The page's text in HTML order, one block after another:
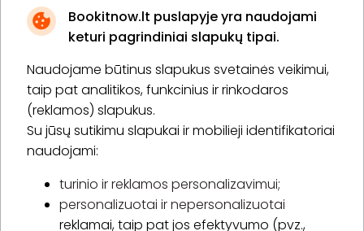
Bookitnow.lt puslapyje yra naudojami
keturi pagrindiniai slapukų tipai.
Naudojame būtinus slapukus svetainės veikimui,
taip pat analitikos, funkcinius ir rinkodaros
(reklamos) slapukus.
Su jūsų sutikimu slapukai ir mobilieji identifikatoriai
naudojami:
turinio ir reklamos personalizavimui;
personalizuotai ir nepersonalizuotai
reklamai, taip pat jos efektyvumo (pvz.,
* Susipažinau su privatumo politika
Prenumeruoti
Apie „BookitNow“